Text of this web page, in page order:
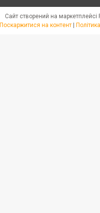
Сайт створений на маркетплейсі
Поскаржитися на контент